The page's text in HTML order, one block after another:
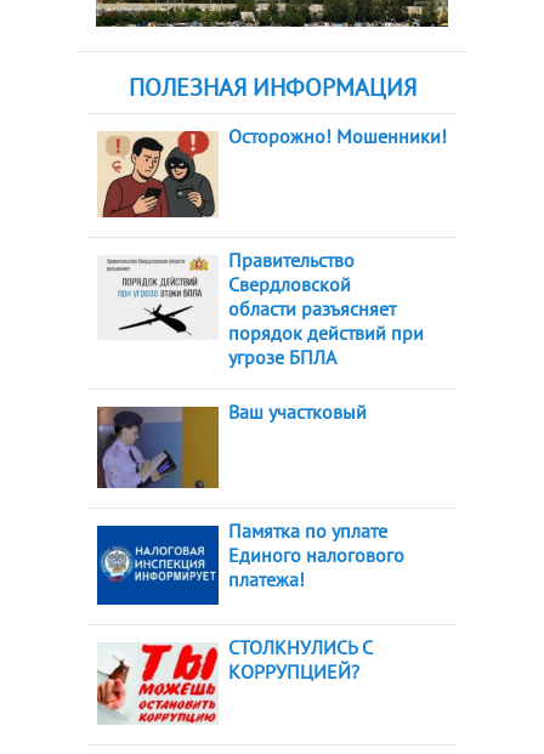
ПОЛЕЗНАЯ ИНФОРМАЦИЯ
Осторожно! Мошенники!
Правительство
Свердловской
области разъясняет
порядок действий при
угрозе БПЛА
Ваш участковый
Памятка по уплате
Единого налогового
платежа!
СТОЛКНУЛИСЬ С
КОРРУПЦИЕЙ?